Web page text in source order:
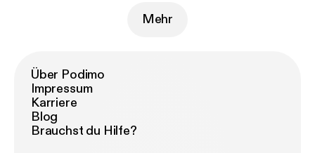
Mehr
Über Podimo
Impressum
Karriere
Blog
Brauchst du Hilfe?